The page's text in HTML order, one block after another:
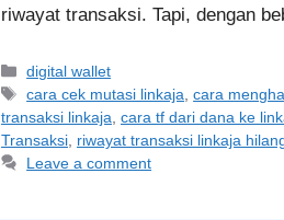
riwayat transaksi. Tapi, dengan
Categories
digital wallet
Tags
cara cek mutasi linkaja ,cara
transaksi linkaja cara tf dari dana ke
Transaksi riwayat transaksi linkaja
Leave a comment